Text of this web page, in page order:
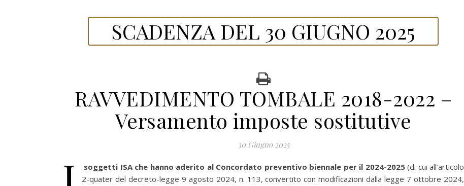
SCADENZA DEL 30 GIUGNO 2025
RAVVEDIMENTO TOMBALE 2018-2022 –
Versamento imposte sostitutive
30 Giugno 2025
soggetti ISA che hanno aderito al Concordato preventivo biennale per il 2024-2025(di cui all’articolo
2-quater del decreto-legge 9 agosto 2024, n. 113, convertito con modificazioni dalla legge 7 ottobre 2024,